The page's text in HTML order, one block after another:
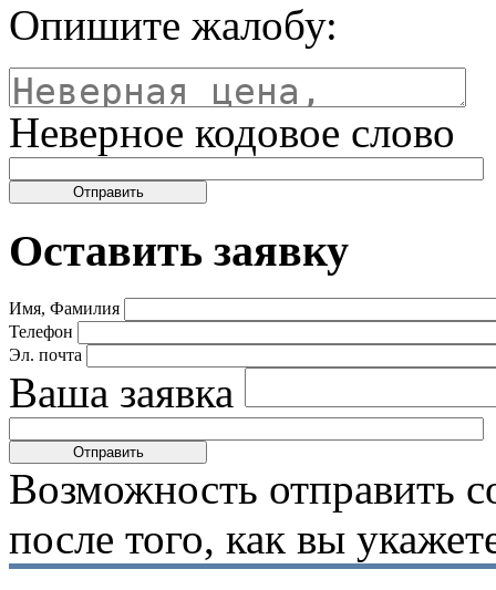
Опишите жалобу:
Неверное кодовое слово
Оставить заявку
Имя, Фамилия
Телефон
Эл. почта
Ваша заявка
Возможность отправить
после того, как вы